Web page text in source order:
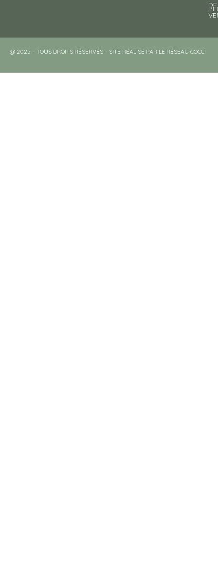
DE
@ 2025 – TOUS DROITS RÉSERVÉS – SITE RÉALISÉ PAR LE RÉSEAU COCCI